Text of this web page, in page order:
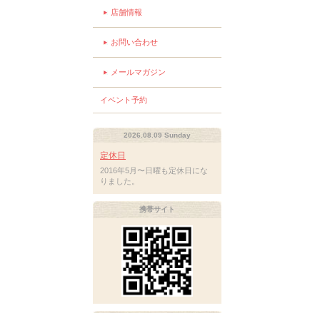
店舗情報
お問い合わせ
メールマガジン
イベント予約
2026.08.09 Sunday
定休日
2016年5月〜日曜も定休日にな
りました。
携帯サイト